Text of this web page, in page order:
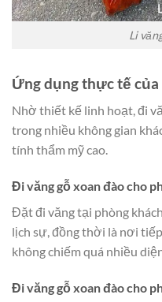
Li
Ứng dụng thực tế
Nhờ thiết kế linh hoạt, đi
trong nhiều không gian
tính thẩm mỹ cao.
Đi văng gỗ xoan đào cho
Đặt đi văng tại phòng
lịch sự, đồng thời là nơi
không chiếm quá nhiều
Đi văng gỗ xoan đào cho